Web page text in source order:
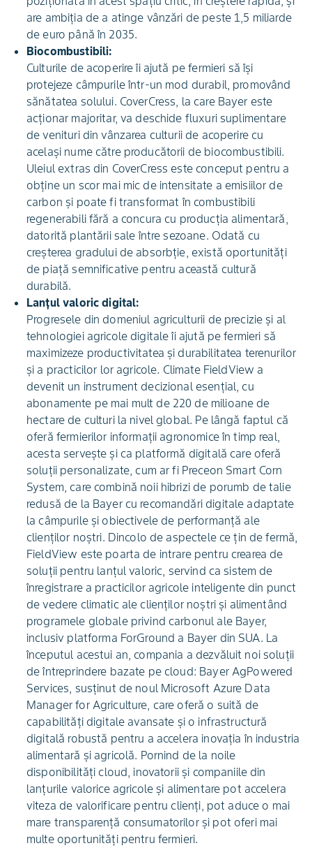
are ambiția de a atinge vânzări de peste 1,5 miliarde
de euro până în 2035.
Biocombustibili:
Culturile de acoperire îi ajută pe fermieri să își
protejeze câmpurile într-un mod durabil, promovând
sănătatea solului. CoverCress, la care Bayer este
acționar majoritar, va deschide fluxuri suplimentare
de venituri din vânzarea culturii de acoperire cu
același nume către producătorii de biocombustibili.
Uleiul extras din CoverCress este conceput pentru a
obține un scor mai mic de intensitate a emisiilor de
carbon și poate fi transformat în combustibili
regenerabili fără a concura cu producția alimentară,
datorită plantării sale între sezoane. Odată cu
creșterea gradului de absorbție, există oportunități
de piață semnificative pentru această cultură
durabilă.
Lanțul valoric digital:
Progresele din domeniul agriculturii de precizie și al
tehnologiei agricole digitale îi ajută pe fermieri să
maximizeze productivitatea și durabilitatea terenurilor
și a practicilor lor agricole. Climate FieldView a
devenit un instrument decizional esențial, cu
abonamente pe mai mult de 220 de milioane de
hectare de culturi la nivel global. Pe lângă faptul că
oferă fermierilor informații agronomice în timp real,
acesta servește și ca platformă digitală care oferă
soluții personalizate, cum ar fi Preceon Smart Corn
System, care combină noii hibrizi de porumb de talie
redusă de la Bayer cu recomandări digitale adaptate
la câmpurile și obiectivele de performanță ale
clienților noștri. Dincolo de aspectele ce țin de fermă,
FieldView este poarta de intrare pentru crearea de
soluții pentru lanțul valoric, servind ca sistem de
înregistrare a practicilor agricole inteligente din punct
de vedere climatic ale clienților noștri și alimentând
programele globale privind carbonul ale Bayer,
inclusiv platforma ForGround a Bayer din SUA. La
începutul acestui an, compania a dezvăluit noi soluții
de întreprindere bazate pe cloud: Bayer AgPowered
Services, susținut de noul Microsoft Azure Data
Manager for Agriculture, care oferă o suită de
capabilități digitale avansate și o infrastructură
digitală robustă pentru a accelera inovația în industria
alimentară și agricolă. Pornind de la noile
disponibilități cloud, inovatorii și companiile din
lanțurile valorice agricole și alimentare pot accelera
viteza de valorificare pentru clienți, pot aduce o mai
mare transparență consumatorilor și pot oferi mai
multe oportunități pentru fermieri.